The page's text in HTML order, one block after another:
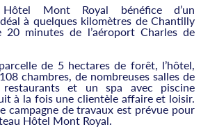
Mont Royal bénéfice d’un
à quelques kilomètres de Chantilly
minutes de l’aéroport Charles de
de 5 hectares de forêt, l’hôtel,
chambres, de nombreuses salles de
restaurants et un spa avec piscine
à la fois une clientèle affaire et loisir.
campagne de travaux est prévue pour
Hôtel Mont Royal.